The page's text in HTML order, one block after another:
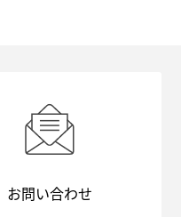
お問い合わせ